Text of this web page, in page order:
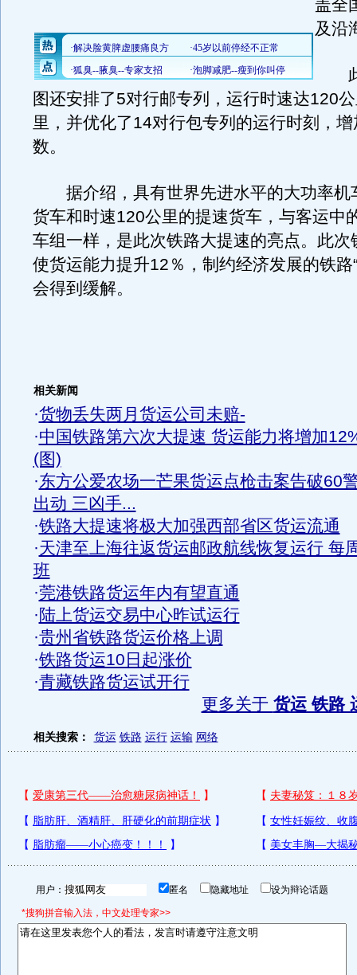
盖全
及沿
此
图还安排了5对行邮专列，运行时速达120
里，并优化了14对行包专列的运行时刻，
数。
据介绍，具有世界先进水平的大功率机
货车和时速120公里的提速货车，与客运中
车组一样，是此次铁路大提速的亮点。此次
使货运能力提升12％，制约经济发展的铁路
会得到缓解。
相关新闻
·货物丢失两月货运公司未赔-
·中国铁路第六次大提速 货运能力将增加
(图)
·东方公爱农场一芒果货运点枪击案告破60
出动 三凶手...
·铁路大提速将极大加强西部省区货运流通
·天津至上海往返货运邮政航线恢复运行 每
班
·莞港铁路货运年内有望直通
·陆上货运交易中心昨试运行
·贵州省铁路货运价格上调
·铁路货运10日起涨价
·青藏铁路货运试开行
更多关于 货运 铁路
相关搜索： 货运 铁路 运行 运输 网络
用户： 匿名 隐藏地址 设为辩论话题
*搜狗拼音输入法，中文处理专家>>